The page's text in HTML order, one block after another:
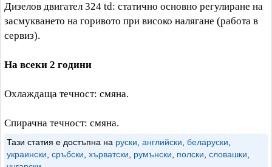
Дизелов двигател 324 td: статично основно регулиране на
засмукването на горивото при високо налягане (работа в
сервиз).
На всеки 2 години
Охлаждаща течност: смяна.
Спирачна течност: смяна.
Тази статия е достъпна на руски английски беларуски
украински сръбски хърватски румънски полски словашки